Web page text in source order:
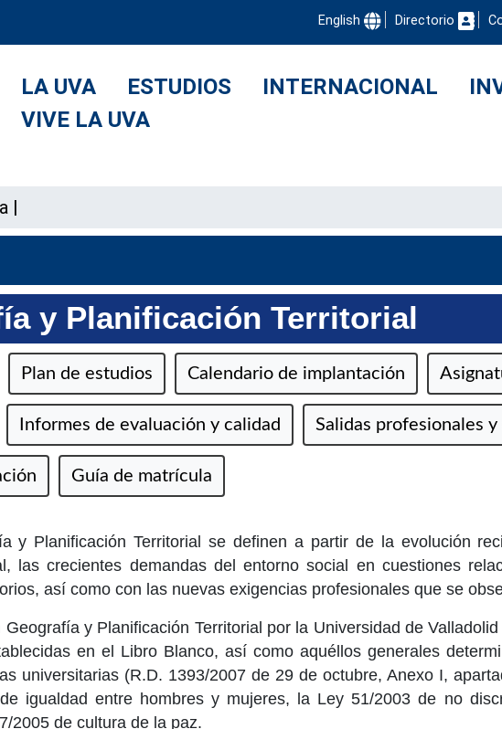
English Directorio
LA UVA ESTUDIOS INTERNACIONAL
VIVE LA UVA
|
y Planificación Territorial
Plan de estudios Calendario de implantación
Informes de evaluación y calidad Salidas profesionales y
Guía de matrícula
y Planificación Territorial se definen a partir de la evolución
las crecientes demandas del entorno social en cuestiones
así como con las nuevas exigencias profesionales que se
y Planificación Territorial por la Universidad de
en el Libro Blanco, así como aquéllos generales
universitarias (R.D. 1393/2007 de 29 de octubre, Anexo I,
igualdad entre hombres y mujeres, la Ley 51/2003 de no
2005 de cultura de la paz.